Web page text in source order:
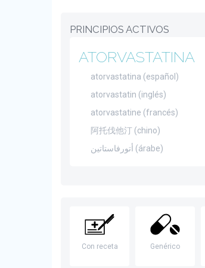
PRINCIPIOS ACTIVOS
ATORVASTATINA
atorvastatina (español)
atorvastatin (inglés)
atorvastatine (francés)
阿托伐他汀 (chino)
أتورفاستاتين (árabe)
Con receta Genérico